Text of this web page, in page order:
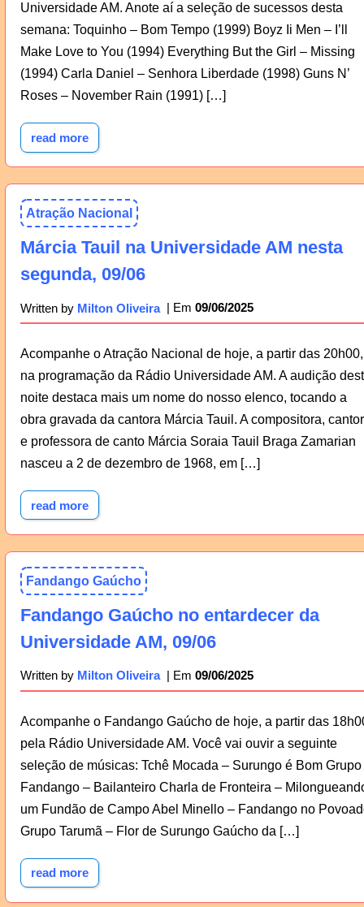
Universidade AM. Anote aí a seleção de sucessos desta
semana: Toquinho – Bom Tempo (1999) Boyz Ii Men – I’ll
Make Love to You (1994) Everything But the Girl – Missing
(1994) Carla Daniel – Senhora Liberdade (1998) Guns N’
Roses – November Rain (1991) […]
read more
Atração Nacional
Márcia Tauil na Universidade AM nesta
segunda, 09/06
Written by Milton Oliveira 09/06/2025
Acompanhe o Atração Nacional de hoje, a partir das 20h00,
na programação da Rádio Universidade AM. A audição
noite destaca mais um nome do nosso elenco, tocando a
obra gravada da cantora Márcia Tauil. A compositora,
e professora de canto Márcia Soraia Tauil Braga Zamarian
nasceu a 2 de dezembro de 1968, em […]
read more
Fandango Gaúcho
Fandango Gaúcho no entardecer da
Universidade AM, 09/06
Written by Milton Oliveira 09/06/2025
Acompanhe o Fandango Gaúcho de hoje, a partir das
pela Rádio Universidade AM. Você vai ouvir a seguinte
seleção de músicas: Tchê Mocada – Surungo é Bom Grupo
Fandango – Bailanteiro Charla de Fronteira –
um Fundão de Campo Abel Minello – Fandango no
Grupo Tarumã – Flor de Surungo Gaúcho da […]
read more